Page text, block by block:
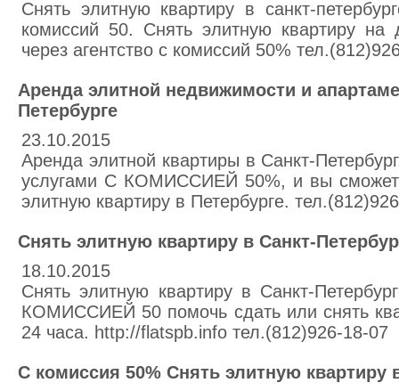
Снять элитную квартиру в санкт-
комиссий 50. Снять элитную квартиру на
через агентство с комиссий 50%
Аренда элитной недвижимости и
Петербурге
23.10.2015
Аренда элитной квартиры в Санкт-
услугами С КОМИССИЕЙ 50%, и вы
элитную квартиру в Петербурге.
Снять элитную квартиру в Санкт-
18.10.2015
Снять элитную квартиру в Санкт-
КОМИССИЕЙ 50 помочь сдать или снять
24 часа. http://flatspb.info тел.(812)926-18-07
С комиссия 50% Снять элитную квартиру